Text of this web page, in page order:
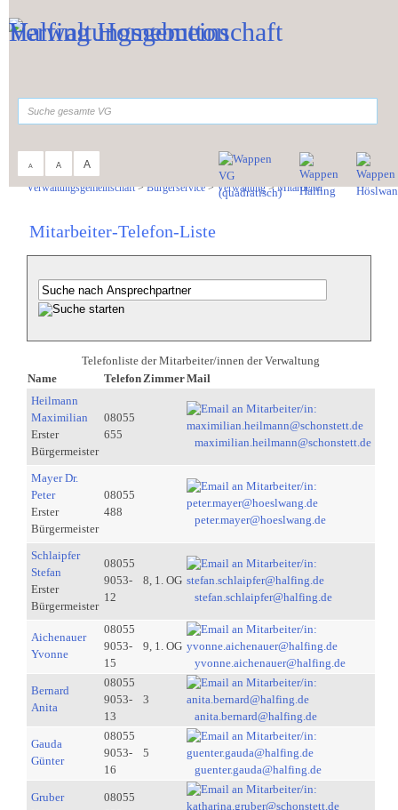
A A A
Verwaltungsgemeinschaft>Bürgerservice>Verwaltung>Mitarbeiter
Mitarbeiter-Telefon-Liste
Telefonliste der Mitarbeiter/innen der Verwaltung
Name
Telefon ZimmerMail
Heilmann
Maximilian
Erster
Bürgermeister
08055
655
maximilian.heilmann@schonstett.de
Mayer Dr.
Peter
Erster
Bürgermeister
08055
488
peter.mayer@hoeslwang.de
Schlaipfer
Stefan
Erster
Bürgermeister
08055
9053-
12
8, 1. OG
stefan.schlaipfer@halfing.de
Aichenauer
Yvonne
08055
9053-
15
9, 1. OG
yvonne.aichenauer@halfing.de
Bernard
Anita
08055
9053-
13
3
anita.bernard@halfing.de
Gauda
Günter
08055
9053-
16
5
guenter.gauda@halfing.de
Gruber
08055